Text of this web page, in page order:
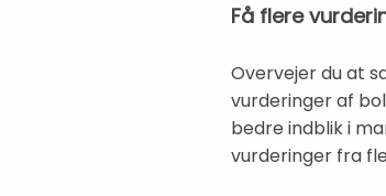
Få flere
Overvejer du at
vurderinger af
bedre indblik i
vurderinger fra